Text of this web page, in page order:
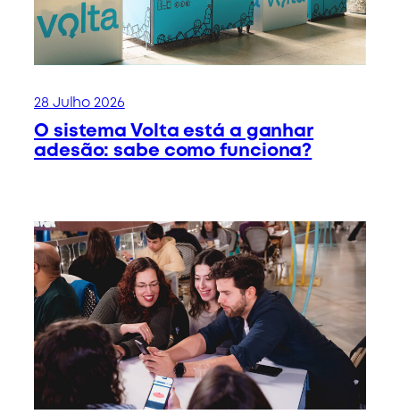
28 Julho 2026
O sistema Volta está a ganhar
adesão: sabe como funciona?